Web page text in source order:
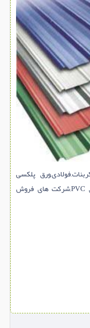
پلکسی
گلس,ورق پلی استایرن,دیوارپوش و ورق PVC,شرکت های فروش